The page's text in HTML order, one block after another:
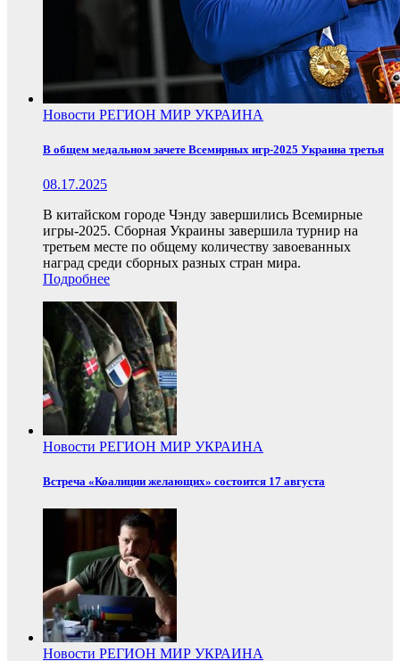
Новости РЕГИОН МИР УКРАИНА
В общем медальном зачете Всемирных игр-2025 Украина третья
08.17.2025
В китайском городе Чэнду завершились Всемирные
игры-2025. Сборная Украины завершила турнир на
третьем месте по общему количеству завоеванных
наград среди сборных разных стран мира.
Подробнее
Новости РЕГИОН МИР УКРАИНА
Встреча «Коалиции желающих» состоится 17 августа
Новости РЕГИОН МИР УКРАИНА